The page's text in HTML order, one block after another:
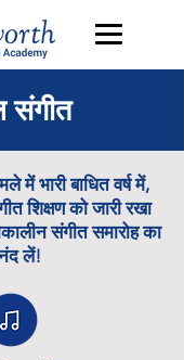
में भारी बाधित वर्ष में,
शिक्षण को जारी रखा
संगीत समारोह का
लें!